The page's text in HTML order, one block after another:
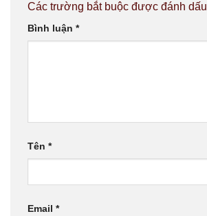
Các trường bắt buộc được đánh dấu
Bình luận *
Tên *
Email *